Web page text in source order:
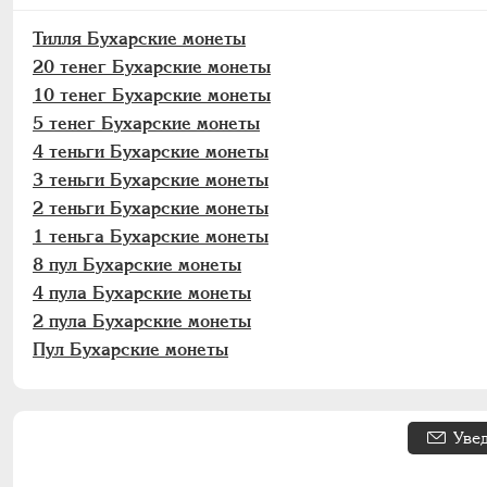
Тилля Бухарские монеты
20 тенег Бухарские монеты
10 тенег Бухарские монеты
5 тенег Бухарские монеты
4 теньги Бухарские монеты
3 теньги Бухарские монеты
2 теньги Бухарские монеты
1 теньга Бухарские монеты
8 пул Бухарские монеты
4 пула Бухарские монеты
2 пула Бухарские монеты
Пул Бухарские монеты